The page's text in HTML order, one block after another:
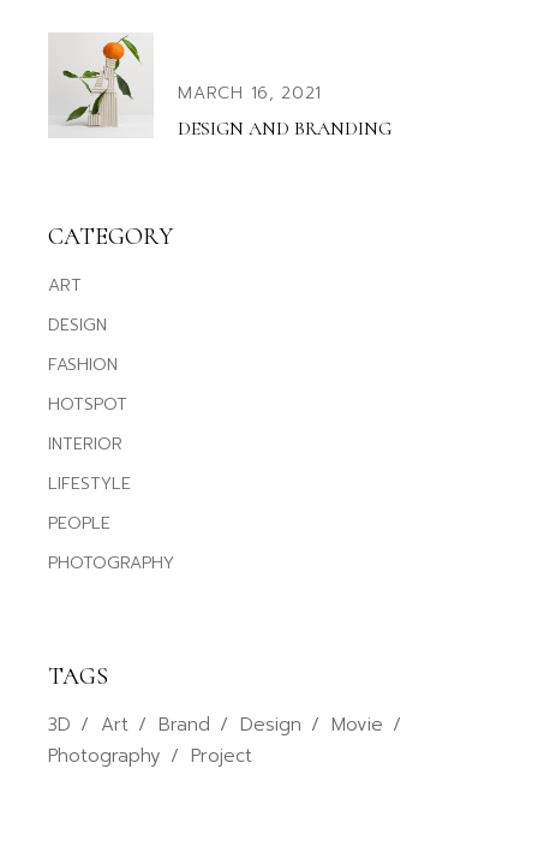
MARCH 16, 2021
DESIGN AND BRANDING
CATEGORY
ART
DESIGN
FASHION
HOTSPOT
INTERIOR
LIFESTYLE
PEOPLE
PHOTOGRAPHY
TAGS
3D Art Brand Design
Movie
Photography
Project